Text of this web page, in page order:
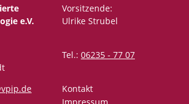
e.V.
Vorsitzende:
Ulrike Strubel
Tel.: 06235 - 77 07
Kontakt